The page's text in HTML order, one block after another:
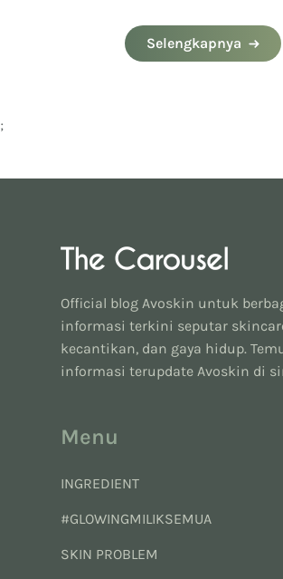
Selengkapnya
;
Official blog Avoskin untuk
informasi terkini seputar
kecantikan, dan gaya hidup.
informasi terupdate Avoskin di
Menu
INGREDIENT
#GLOWINGMILIKSEMUA
SKIN PROBLEM